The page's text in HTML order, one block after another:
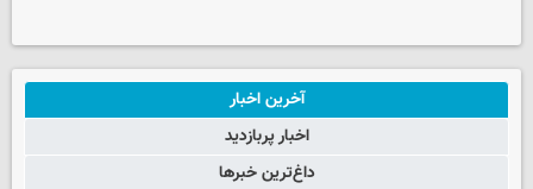
آخرین اخبار
اخبار پربازدید
داغ‌ترین خبرها